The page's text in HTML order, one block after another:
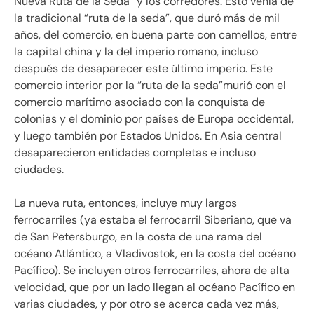
la tradicional ruta de la seda , que duró más de mil
años, del comercio, en buena parte con camellos, entre
la capital china y la del imperio romano, incluso
después de desaparecer este último imperio. Este
comercio interior por la ruta de la seda murió con el
comercio marítimo asociado con la conquista de
colonias y el dominio por países de Europa occidental,
y luego también por Estados Unidos. En Asia central
desaparecieron entidades completas e incluso
ciudades.
La nueva ruta, entonces, incluye muy largos
ferrocarriles (ya estaba el ferrocarril Siberiano, que va
de San Petersburgo, en la costa de una rama del
océano Atlántico, a Vladivostok, en la costa del océano
Pacífico). Se incluyen otros ferrocarriles, ahora de alta
velocidad, que por un lado llegan al océano Pacífico en
varias ciudades, y por otro se acerca cada vez más,